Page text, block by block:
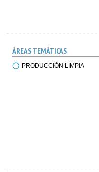
ÁREAS TEMÁTICAS
PRODUCCIÓN LIMPIA